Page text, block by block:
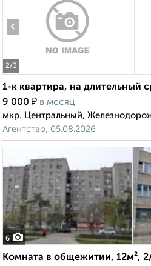
2/3
‹
1-к квартира, на длительный
9 000 ₽ в месяц
мкр. Центральный,
Агентство, 05.08.2026
6
Комната в общежитии, 12м²,